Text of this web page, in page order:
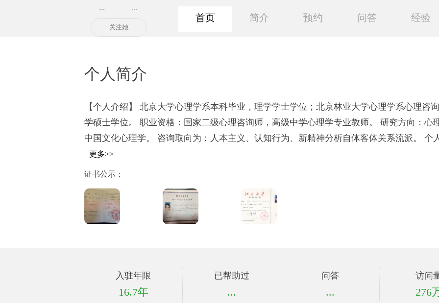
... ...
关注她
首页 简介 预约 问答 经验
个人简介
【个人介绍】 北京大学心理学系本科毕业，理学学士学位；北京林业大学心理学系心理咨
学硕士学位。 职业资格：国家二级心理咨询师，高级中学心理学专业教师。 研究方向：心
中国文化心理学。 咨询取向为：人本主义、认知行为、新精神分析自体客体关系流派。 个
更多>>
证书公示：
入驻年限
16.7年
已帮助过
...
问答
...
访问
276